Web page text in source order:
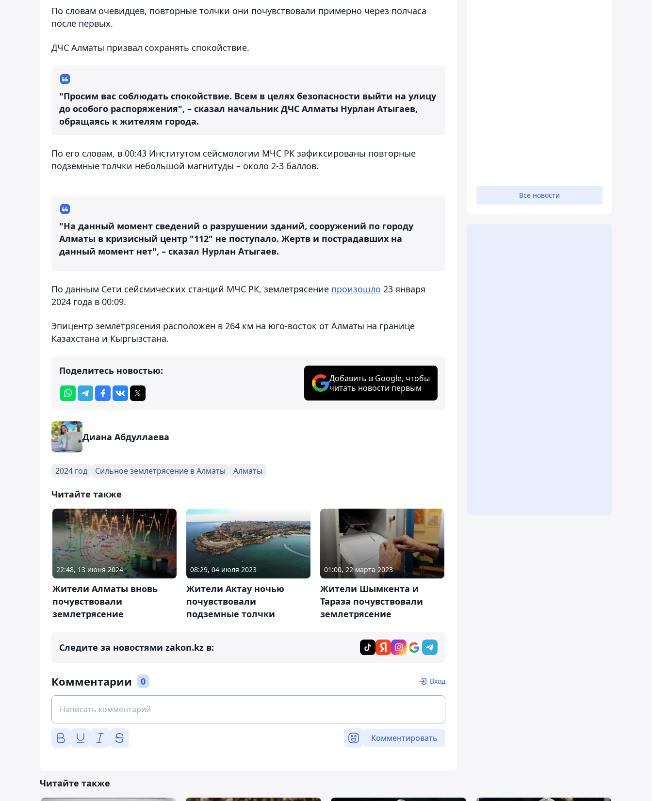
По словам очевидцев, повторные толчки они почувствовали примерно через полчаса
после первых.
ДЧС Алматы призвал сохранять спокойствие.
"Просим вас соблюдать спокойствие. Всем в целях безопасности выйти на улицу
до особого распоряжения", – сказал начальник ДЧС Алматы Нурлан Атыгаев,
обращаясь к жителям города.
По его словам, в 00:43 Институтом сейсмологии МЧС РК зафиксированы повторные
подземные толчки небольшой магнитуды – около 2-3 баллов.
"На данный момент сведений о разрушении зданий, сооружений по городу
Алматы в кризисный центр "112" не поступало. Жертв и пострадавших на
данный момент нет", – сказал Нурлан Атыгаев.
По данным Сети сейсмических станций МЧС РК, землетрясение произошло 23 января
2024 года в 00:09.
Эпицентр землетрясения расположен в 264 км на юго-восток от Алматы на границе
Казахстана и Кыргызстана.
Поделитесь новостью:
Добавить в Google, чтобы
читать новости первым
Диана Абдуллаева
2024 год Сильное землетрясение в Алматы Алматы
Читайте также
22:48, 13 июня 2024
Жители Алматы вновь
почувствовали
землетрясение
08:29, 04 июля 2023
Жители Актау ночью
почувствовали
подземные толчки
01:00, 22 марта 2023
Жители Шымкента и
Тараза почувствовали
землетрясение
Следите за новостями zakon.kz в:
Комментарии 0 Вход
Комментировать
Все новости
Читайте также